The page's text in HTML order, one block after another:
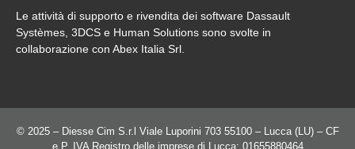
Le attività di supporto e rivendita dei software Dassault
Systèmes, 3DCS e Human Solutions sono svolte in
collaborazione con Abex Italia Srl.
© 2025 – Diesse Cim S.r.l Viale Luporini 703 55100 – Lucca (LU) – CF
e P. IVA Registro delle imprese di Lucca: 01655880464